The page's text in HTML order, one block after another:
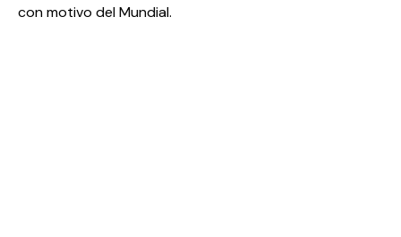
con motivo del Mundial.